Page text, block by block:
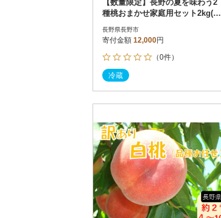
【数量限定】長野の夏を味わう2
種桃おまかせ家庭用セット2kg(冷
長野県長野市
寄付金額 12,000円
（0件）
冷蔵